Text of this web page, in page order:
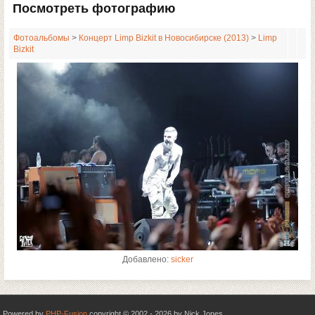
Посмотреть фотографию
Фотоальбомы > Концерт Limp Bizkit в Новосибирске (2013) >
Limp
Bizkit
Добавлено: sicker